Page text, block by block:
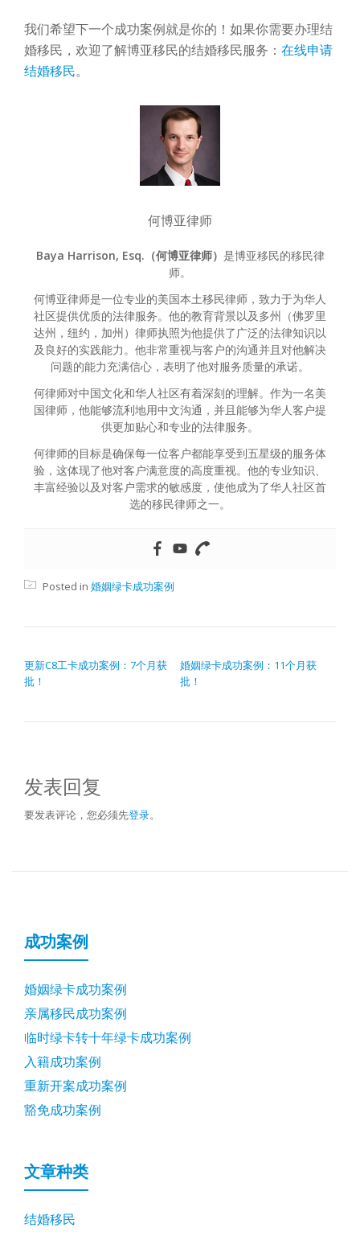
我们希望下一个成功案例就是你的！如果你需要办理结
婚移民，欢迎了解博亚移民的结婚移民服务： 在线申请
结婚移民。
何博亚律师
Baya Harrison, Esq.（何博亚律师） 是博亚移民的移民律
师。
何博亚律师是一位专业的美国本土移民律师，致力于为华人
社区提供优质的法律服务。他的教育背景以及多州（佛罗里
达州，纽约，加州）律师执照为他提供了广泛的法律知识以
及良好的实践能力。他非常重视与客户的沟通并且对他解决
问题的能力充满信心，表明了他对服务质量的承诺。
何律师对中国文化和华人社区有着深刻的理解。作为一名美
国律师，他能够流利地用中文沟通，并且能够为华人客户提
供更加贴心和专业的法律服务。
何律师的目标是确保每一位客户都能享受到五星级的服务体
验，这体现了他对客户满意度的高度重视。他的专业知识、
丰富经验以及对客户需求的敏感度，使他成为了华人社区首
选的移民律师之一。
Posted in 婚姻绿卡成功案例
更新C8工卡成功案例：7个月获
批！
婚姻绿卡成功案例：11个月获
批！
发表回复
要发表评论，您必须先登录。
成功案例
婚姻绿卡成功案例
亲属移民成功案例
临时绿卡转十年绿卡成功案例
入籍成功案例
重新开案成功案例
豁免成功案例
文章种类
结婚移民